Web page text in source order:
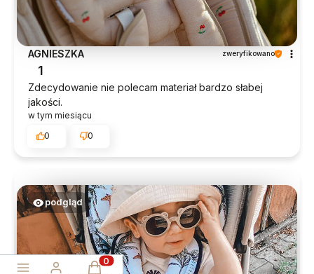
AGNIESZKA zweryfikowano
1
Zdecydowanie nie polecam materiał bardzo słabej
jakości.
w tym miesiącu
0
0
podgląd
Produkty w koszyku: 0. Zobacz szczegóły